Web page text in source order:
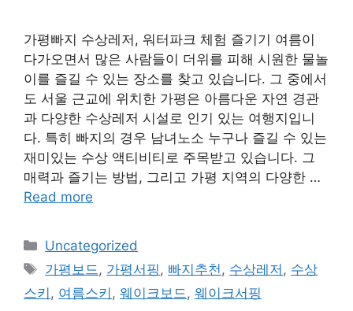
가평빠지 수상레저, 워터파크 체험 즐기기 여름이
다가오면서 많은 사람들이 더위를 피해 시원한 물놀
이를 즐길 수 있는 장소를 찾고 있습니다. 그 중에서
도 서울 근교에 위치한 가평은 아름다운 자연 경관
과 다양한 수상레저 시설로 인기 있는 여행지입니
다. 특히 빠지의 경우 남녀노소 누구나 즐길 수 있는
재미있는 수상 액티비티로 주목받고 있습니다. 그
매력과 즐기는 방법, 그리고 가평 지역의 다양한 …
Read more
Categories
Uncategorized
Tags
가평보드 , 가평서핑 , 빠지추천 , 수상레저 , 수상
스키 , 여름스키 , 웨이크보드 , 웨이크서핑